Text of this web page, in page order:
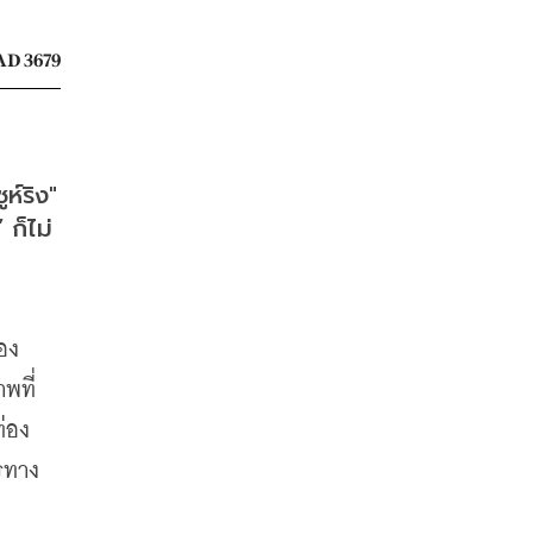
3679
ริง"
ก็ไม่
ง
พที่
ง
าง